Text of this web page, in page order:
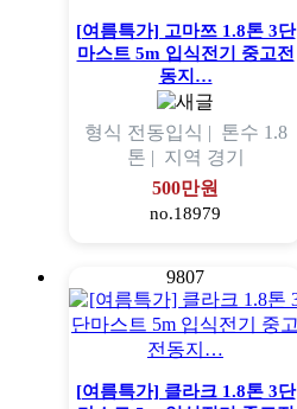
[여름특가] 고마쯔 1.8톤 3단
마스트 5m 입식전기 중고전
동지…
형식 전동입식 | 톤수 1.8
톤 | 지역 경기
500만원
no.18979
9807
[여름특가] 클라크 1.8톤 3단